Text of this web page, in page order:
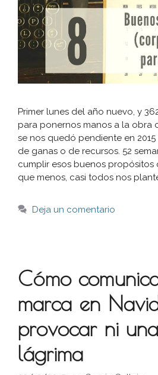
Primer lunes del año nuevo, y
para ponernos manos a la
se nos quedó pendiente en
de ganas o de recursos. 52
cumplir esos buenos propósitos
que menos, casi todos nos
Deja un comentario
Cómo
marca en
provocar ni
lágrima